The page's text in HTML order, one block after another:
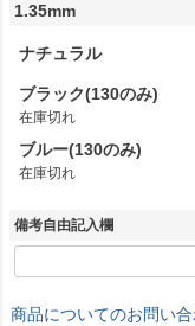
1.35mm
ナチュラル
ブラック(130のみ)
在庫切れ
ブルー(130のみ)
在庫切れ
備考自由記入欄
商品についてのお問い